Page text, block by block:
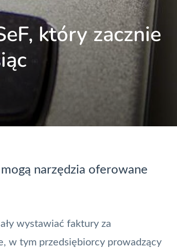
który zacznie
narzędzia oferowane
wystawiać faktury za
w tym przedsiębiorcy prowadzący